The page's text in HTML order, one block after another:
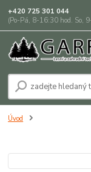
+420 725 301 044
(Po-Pá, 8-16:30 hod. So,
Úvod